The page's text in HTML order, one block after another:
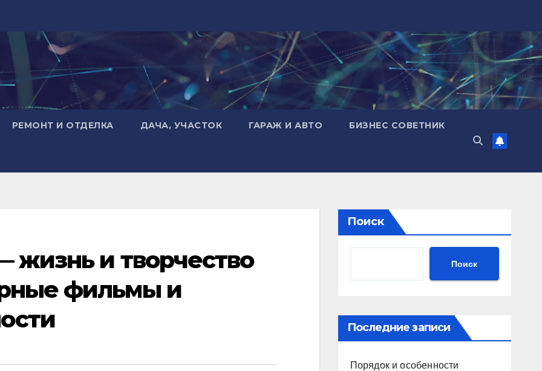
РЕМОНТ И ОТДЕЛКА ДАЧА, УЧАСТОК ГАРАЖ И АВТО БИЗНЕС СОВЕТНИК
жизнь и творчество
фильмы и
Поиск
Поиск
Последние записи
Порядок и особенности